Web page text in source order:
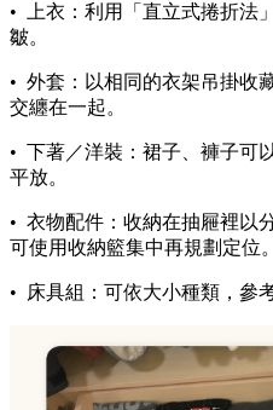
• 上衣：利用「直立式捲折法
皺。
• 外套：以相同的衣架吊掛收
交纏在一起。
• 下著／洋裝：裙子、褲子可
平放。
• 衣物配件：收納在抽屜裡以
可使用收納籃集中再規劃定位。
• 床具組：可依大小種類，參